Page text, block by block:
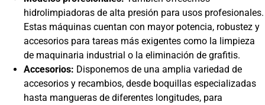
hidrolimpiadoras de alta presión para usos profesionales.
Estas máquinas cuentan con mayor potencia, robustez y
accesorios para tareas más exigentes como la limpieza
de maquinaria industrial o la eliminación de grafitis.
Accesorios: Disponemos de una amplia variedad de
accesorios y recambios, desde boquillas especializadas
hasta mangueras de diferentes longitudes, para